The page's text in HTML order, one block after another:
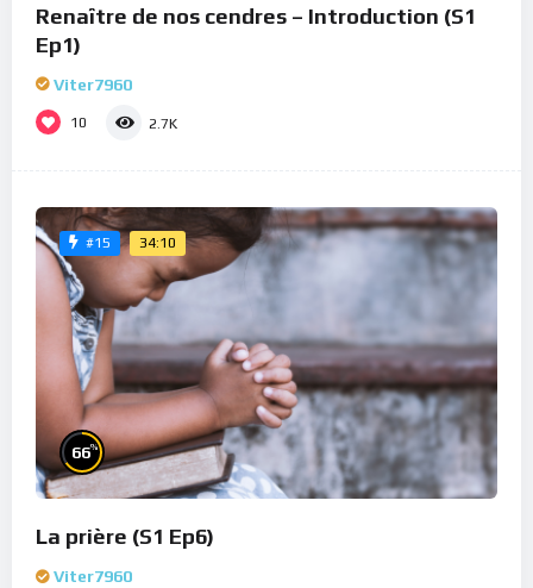
Renaître de nos cendres – Introduction (S1
Ep1)
Viter7960
10 2.7K
#15 34:10
66%
La prière (S1 Ep6)
Viter7960